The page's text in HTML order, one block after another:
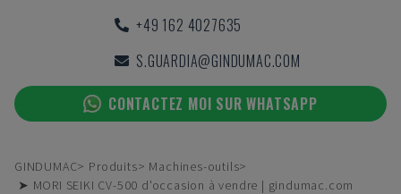
+49 162 4027635
S.GUARDIA@GINDUMAC.COM
CONTACTEZ MOI SUR WHATSAPP
GINDUMAC Produits
Machines-outils
➤ MORI SEIKI CV-500 d'occasion à vendre | gindumac.com